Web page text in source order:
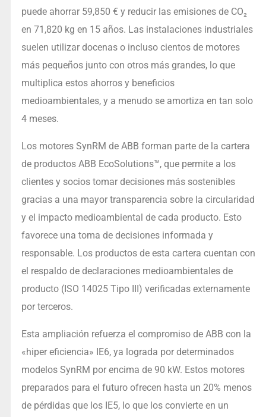
puede ahorrar 59,850 € y reducir las emisiones de CO₂
en 71,820 kg en 15 años. Las instalaciones industriales
suelen utilizar docenas o incluso cientos de motores
más pequeños junto con otros más grandes, lo que
multiplica estos ahorros y beneficios
medioambientales, y a menudo se amortiza en tan solo
4 meses.
Los motores SynRM de ABB forman parte de la cartera
de productos ABB EcoSolutions™, que permite a los
clientes y socios tomar decisiones más sostenibles
gracias a una mayor transparencia sobre la circularidad
y el impacto medioambiental de cada producto. Esto
favorece una toma de decisiones informada y
responsable. Los productos de esta cartera cuentan con
el respaldo de declaraciones medioambientales de
producto (ISO 14025 Tipo III) verificadas externamente
por terceros.
Esta ampliación refuerza el compromiso de ABB con la
«hiper eficiencia» IE6, ya lograda por determinados
modelos SynRM por encima de 90 kW. Estos motores
preparados para el futuro ofrecen hasta un 20% menos
de pérdidas que los IE5, lo que los convierte en un